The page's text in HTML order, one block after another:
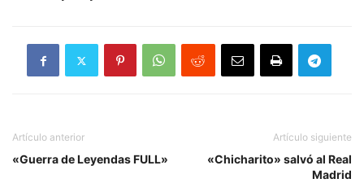
Artículo anterior
«Guerra de Leyendas FULL»
Artículo siguiente
«Chicharito» salvó al Real
Madrid